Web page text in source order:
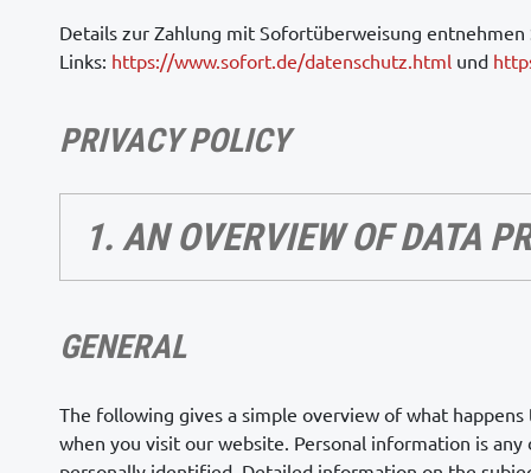
Details zur Zahlung mit Sofortüberweisung entnehmen
Links: https://www.sofort.de/datenschutz.html und
PRIVACY POLICY
1. AN OVERVIEW OF DATA
GENERAL
The following gives a simple overview of what
when you visit our website. Personal information is